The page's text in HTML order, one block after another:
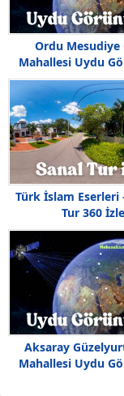
Ordu Mesudiye
Mahallesi Uydu
Türk İslam Eserleri
Tur 360 İzle
Aksaray
Mahallesi Uydu